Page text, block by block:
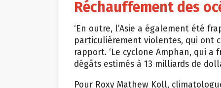
Réchauffement des
‘En outre, l’Asie a également été
particulièrement violentes, qui ont
rapport. ‘Le cyclone Amphan, qui
dégâts estimés à 13 milliards de
Pour Roxy Mathew Koll,